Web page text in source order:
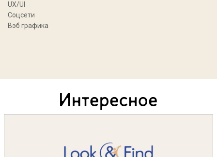
UX/UI
Соцсети
Вэб графика